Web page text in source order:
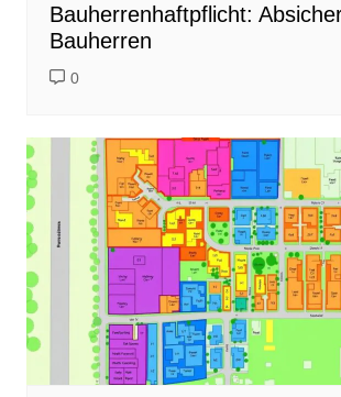
Bauherrenhaftpflicht:
Bauherren
0